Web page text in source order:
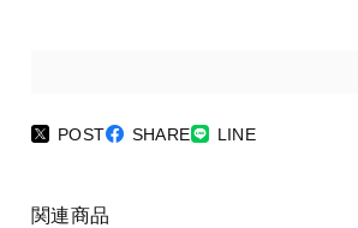
POST SHARE LINE
関連商品